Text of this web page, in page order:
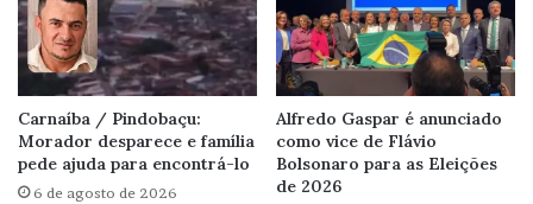
Carnaíba / Pindobaçu:
Morador desparece e família
pede ajuda para encontrá-lo
6 de agosto de 2026
Alfredo Gaspar é anunciado
como vice de Flávio
Bolsonaro para as Eleições
de 2026